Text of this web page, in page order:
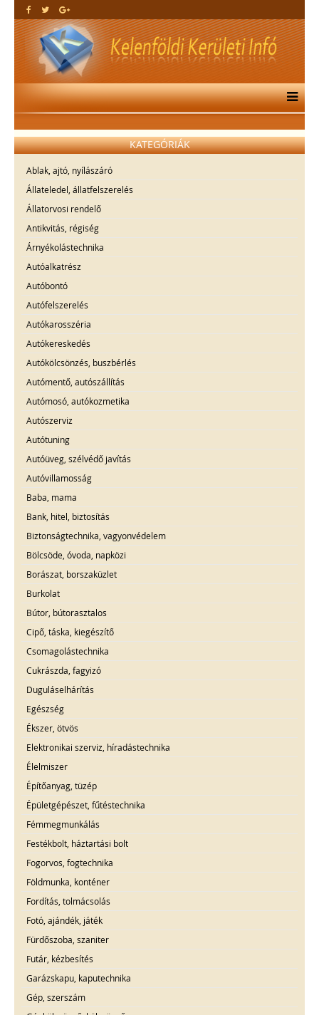
KATEGÓRIÁK
Ablak, ajtó, nyílászáró
Állateledel, állatfelszerelés
Állatorvosi rendelő
Antikvitás, régiség
Árnyékolástechnika
Autóalkatrész
Autóbontó
Autófelszerelés
Autókarosszéria
Autókereskedés
Autókölcsönzés, buszbérlés
Autómentő, autószállítás
Autómosó, autókozmetika
Autószerviz
Autótuning
Autóüveg, szélvédő javítás
Autóvillamosság
Baba, mama
Bank, hitel, biztosítás
Biztonságtechnika, vagyonvédelem
Bölcsöde, óvoda, napközi
Borászat, borszaküzlet
Burkolat
Bútor, bútorasztalos
Cipő, táska, kiegészítő
Csomagolástechnika
Cukrászda, fagyizó
Duguláselhárítás
Egészség
Ékszer, ötvös
Elektronikai szerviz, híradástechnika
Élelmiszer
Építőanyag, tüzép
Épületgépészet, fűtéstechnika
Fémmegmunkálás
Festékbolt, háztartási bolt
Fogorvos, fogtechnika
Földmunka, konténer
Fordítás, tolmácsolás
Fotó, ajándék, játék
Fürdőszoba, szaniter
Futár, kézbesítés
Garázskapu, kaputechnika
Gép, szerszám